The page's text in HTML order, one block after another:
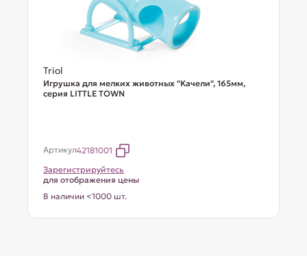
Triol
Игрушка для мелких животных "Качели", 165мм,
серия LITTLE TOWN
Артикул42181001
Зарегистрируйтесь
для отображения цены
В наличии <1000 шт.